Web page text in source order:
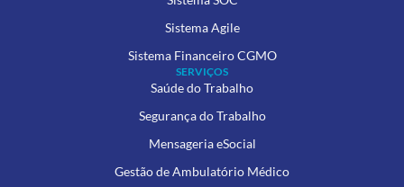
Sistema Agile
Sistema Financeiro CGMO
SERVIÇOS
Saúde do Trabalho
Segurança do Trabalho
Mensageria eSocial
Gestão de Ambulatório Médico